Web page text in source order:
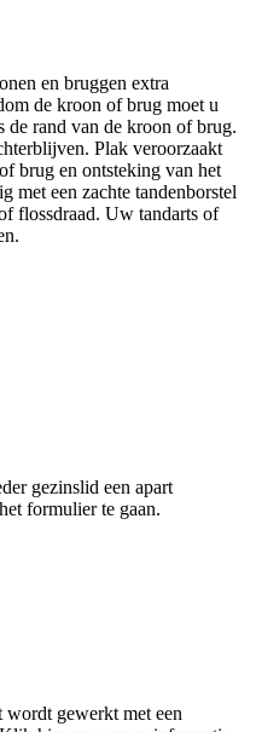
en bruggen extra
de kroon of brug moet u
de rand van de kroon of brug.
Plak veroorzaakt
brug en ontsteking van het
met een zachte tandenborstel
flossdraad. Uw tandarts of
gezinslid een apart
formulier te gaan.
gewerkt met een